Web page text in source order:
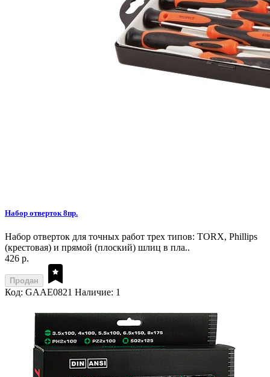
Набор отверток 8пр.
Набор отверток для точных работ трех типов: TORX, Phillips
(крестовая) и прямой (плоский) шлиц в пла..
426 р.
Продан
Код: GAAE0821 Наличие: 1